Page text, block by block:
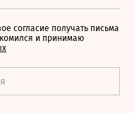
согласие получать письма
и принимаю